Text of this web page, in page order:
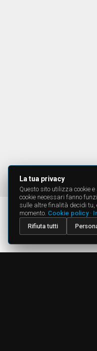
La tua privacy
Questo sito utilizza cookie
cookie necessari fanno
sulle altre finalità decidi
momento. Cookie policy·
Rifiuta tutti